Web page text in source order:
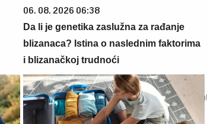
06. 08. 2026 06:38
Da li je genetika zaslužna za rađanje
blizanaca? Istina o naslednim faktorima
i blizanačkoj trudnoći